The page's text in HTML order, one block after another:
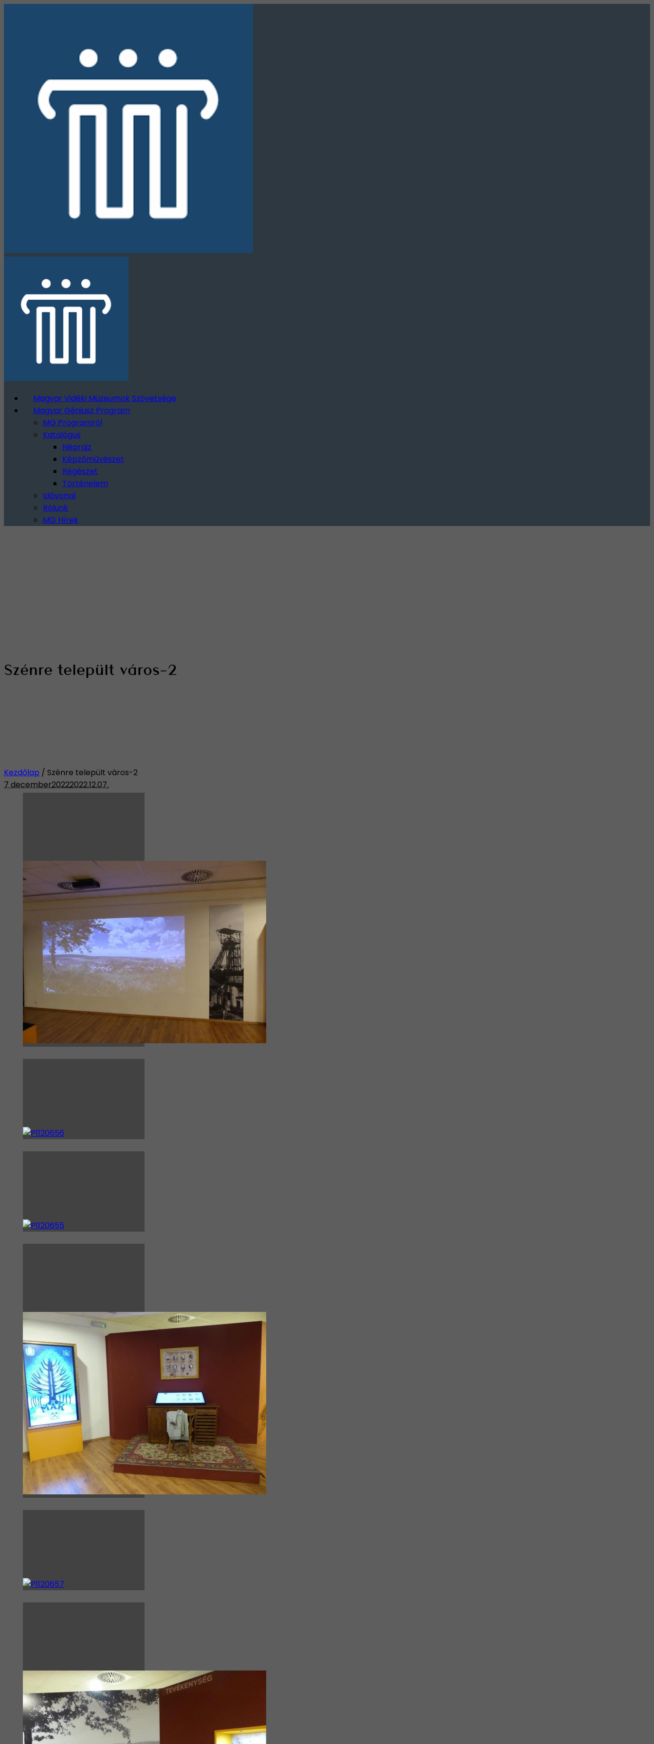
Magyar Vidéki Múzeumok Szövetsége
Magyar Géniusz Program
MG Programról
Katalógus
Néprajz
Képzőművészet
Régészet
Történelem
Idővonal
Rólunk
MG Hírek
Szénre települt város-2
Kezdőlap / Szénre települt város-2
7 december20222022.12.07.